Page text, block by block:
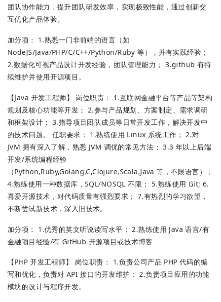
团队协作能力，提升团队研发效率，实现极致性能，通过创新交
互优化产品体验。
加分项： 1.熟悉一门非前端的语言（如
NodeJS/Java/PHP/C/C++/Python/Ruby 等），并有实践经验；
2.数据化可视产品设计开发经验，团队管理能力； 3.github 有持
续维护并使用开源项目。
【Java 开发工程师】 岗位职责： 1.互联网金融平台等产品等架构
规划及核心功能等开发； 2.参与产品规划、方案制定、需求调研
和框架设计； 3.指导项目团队成员等日常开发工作，解决开发中
的技术问题。 任职要求： 1.熟练使用 Linux 系统工作； 2.对
JVM 拥有深入了解，熟悉 JVM 调优的常见方法； 3.3 年以上后端
开发/系统编程经验
（Python,Ruby,Golang,C,Clojure,Scala,Java 等，不限语言）；
4.熟练使用一种数据库，SQL/NOSQL 不限； 5.熟练使用 Git; 6.
喜爱开源技术，对代码质量有强烈要求； 7.有热烈的学习欲望，
不断尝试新技术，深入旧技术。
加分项： 1.优秀的英文听说读写水平； 2.熟练使用 Java 语言/有
金融项目经验/有 GitHub 开源项目或技术博客
【PHP 开发工程师】 岗位职责： 1.负责公司产品 PHP 代码的编
写和优化，负责对 API 接口的开发维护； 2.负责项目应用的功能
模块的设计与程序开发。